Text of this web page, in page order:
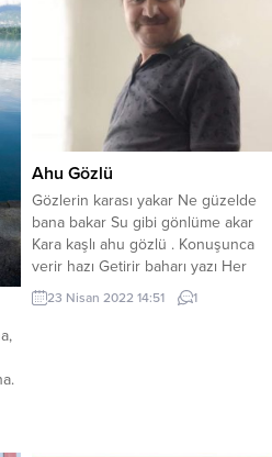
Ahu Gözlü
Gözlerin karası yakar Ne güzelde
bana bakar Su gibi gönlüme akar
Kara kaşlı ahu gözlü . Konuşunca
verir hazı Getirir baharı yazı Her
zaman gülüyor yüzü Kara kaşlı ahu
gözlü . Yüzüm sonunda bak güldü
23 Nisan 2022 14:51 1